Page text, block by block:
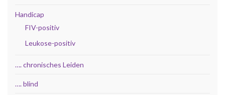
Handicap
FIV-positiv
Leukose-positiv
…. chronisches Leiden
…. blind